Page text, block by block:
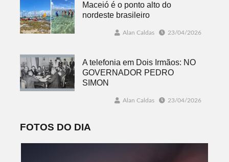
Maceió é o ponto alto do
nordeste brasileiro
Alan Caldas 23/04/2026
A telefonia em Dois Irmãos: NO
GOVERNADOR PEDRO
SIMON
Alan Caldas 23/04/2026
FOTOS DO DIA